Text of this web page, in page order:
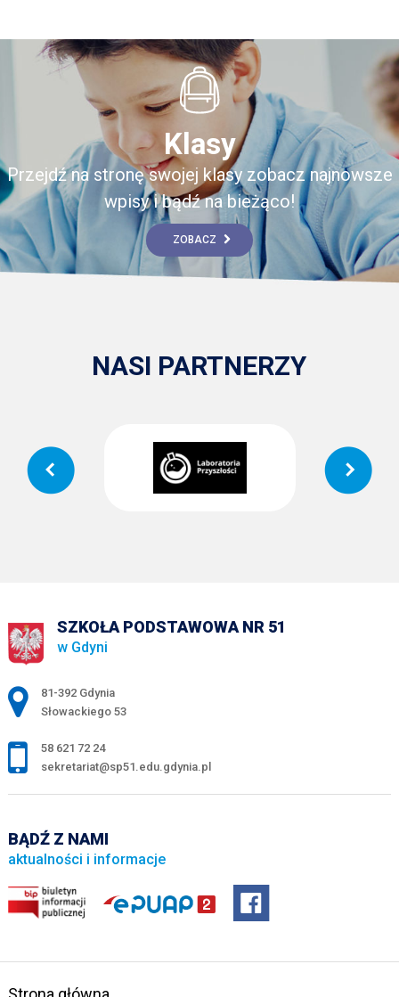
Klasy
Przejdź na stronę swojej klasy zobacz najnowsze
wpisy i bądź na bieżąco!
ZOBACZ
NASI PARTNERZY
SZKOŁA PODSTAWOWA NR 51
w Gdyni
Adres pocztowy:
81-392 Gdynia
Słowackiego 53
58 621 72 24
sekretariat@sp51.edu.gdynia.pl
BĄDŹ Z NAMI
aktualności i informacje